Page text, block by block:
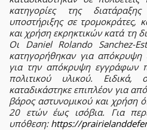
κατηγορίες της
υποστήριξης σε τρομοκράτες,
και χρήση εκρηκτικών κατά τη
Οι Daniel Rolando Sanchez-
κατηγορήθηκαν για
για την απόκρυψη εγγράφων
πολιτικού υλικού.
καταδικάστηκε επιπλέον για
βάρος αστυνομικού και χρήση
20 ετών έως ισόβια. Για
υπόθεση: https://